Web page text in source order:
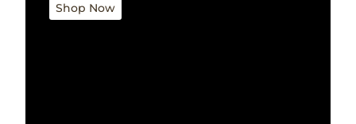
Shop Now